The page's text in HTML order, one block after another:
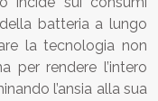
batteria a lungo
la tecnologia non
per rendere l’intero
l’ansia alla sua